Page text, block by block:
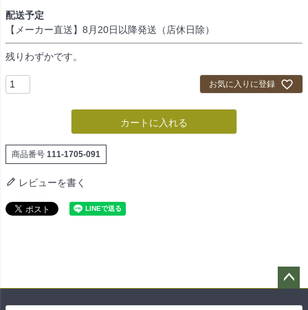
配送予定
【メーカー直送】8月20日以降発送（店休日除）
残りわずかです。
お気に入りに登録
カートに入れる
商品番号 111-1705-091
レビューを書く